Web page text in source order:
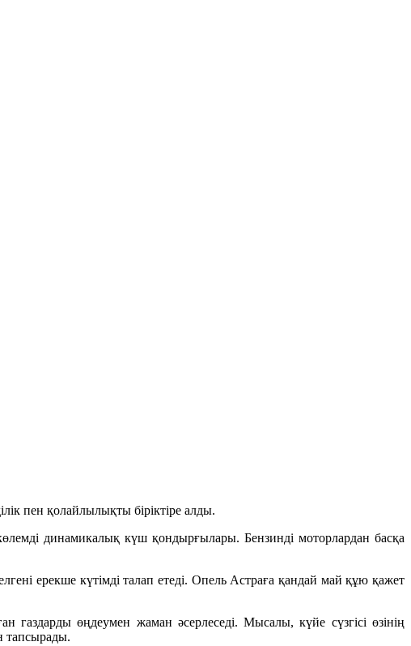
пен қолайлылықты біріктіре алды.
динамикалық күш қондырғылары. Бензинді моторлардан басқа
ерекше күтімді талап етеді. Опель Астраға қандай май құю қажет
өңдеумен жаман әсерлеседі. Мысалы, күйе сүзгісі өзінің
тапсырады.